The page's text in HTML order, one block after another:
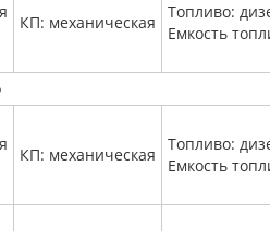
КП: механическая
Топливо:
Емкость
КП: механическая
Топливо:
Емкость